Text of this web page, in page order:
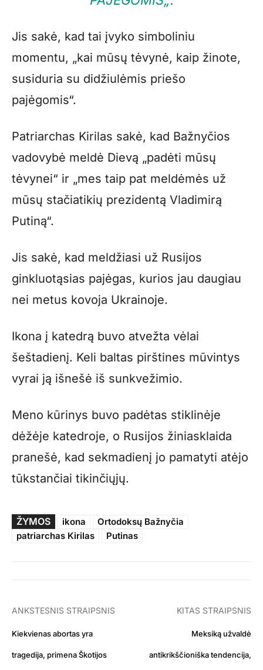
Jis sakė, kad tai įvyko simboliniu
momentu, „kai mūsų tėvynė, kaip žinote,
susiduria su didžiulėmis priešo
pajėgomis“.
Patriarchas Kirilas sakė, kad Bažnyčios
vadovybė meldė Dievą „padėti mūsų
tėvynei“ ir „mes taip pat meldėmės už
mūsų stačiatikių prezidentą Vladimirą
Putiną“.
Jis sakė, kad meldžiasi už Rusijos
ginkluotąsias pajėgas, kurios jau daugiau
nei metus kovoja Ukrainoje.
Ikona į katedrą buvo atvežta vėlai
šeštadienį. Keli baltas pirštines mūvintys
vyrai ją išnešė iš sunkvežimio.
Meno kūrinys buvo padėtas stiklinėje
dėžėje katedroje, o Rusijos žiniasklaida
pranešė, kad sekmadienį jo pamatyti atėjo
tūkstančiai tikinčiųjų.
ŽYMOS ikona
Ortodoksų Bažnyčia
patriarchas Kirilas
Putinas
ANKSTESNIS STRAIPSNIS
Kiekvienas abortas yra
tragedija, primena Škotijos
KITAS STRAIPSNIS
Meksiką užvaldė
antikrikščioniška tendencija,